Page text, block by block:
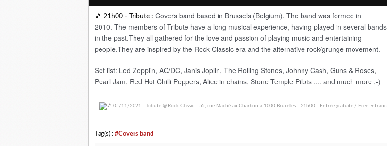
🎵 21h00 - Tribute : Covers band based in Brussels (Belgium). The band was formed in
2010. The members of Tribute have a long musical experience, having played in several bands
in the past.They all gathered for the love and passion of playing music and entertaining
people.They are inspired by the Rock Classic era and the alternative rock/grunge movement.
Set list: Led Zepplin, AC/DC, Janis Joplin, The Rolling Stones, Johnny Cash, Guns & Roses,
Pearl Jam, Red Hot Chilli Peppers, Alice in chains, Stone Temple Pilots .... and much more ;-)
Tag(s) : #Covers band